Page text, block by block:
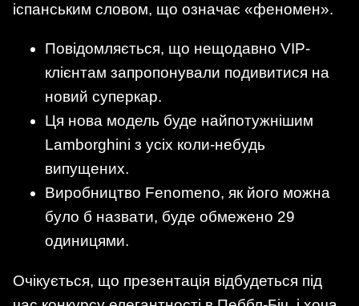
іспанським словом, що означає «феномен».
Повідомляється, що нещодавно VIP-
клієнтам запропонували подивитися на
новий суперкар.
Ця нова модель буде найпотужнішим
Lamborghini з усіх коли-небудь
випущених.
Виробництво Fenomeno, як його можна
було б назвати, буде обмежено 29
одиницями.
Очікується, що презентація відбудеться під